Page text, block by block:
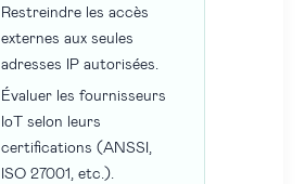
Restreindre les accès
externes aux seules
adresses IP autorisées.
Évaluer les fournisseurs
IoT selon leurs
certifications (ANSSI,
ISO 27001, etc.).